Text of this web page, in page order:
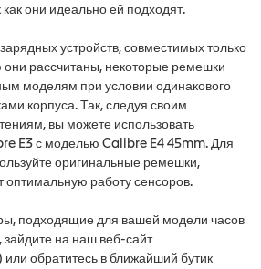
они идеально ей подходят.
устройств, совместимых только
рассчитаны, некоторые ремешки
моделям при условии одинакового
корпуса. Так, следуя своим
вы можете использовать
E3 с моделью Calibre E4 45mm. Для
оригинальные ремешки,
оптимальную работу сенсоров.
подходящие для вашей модели часов
зайдите на наш веб-сайт
обратитесь в ближайший бутик